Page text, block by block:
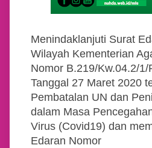
Menindaklanjuti Surat
Wilayah Kementerian
Nomor B.219/Kw.04.2/1/
Tanggal 27 Maret 2020
Pembatalan UN dan
dalam Masa
Virus (Covid19) dan
Edaran Nomor